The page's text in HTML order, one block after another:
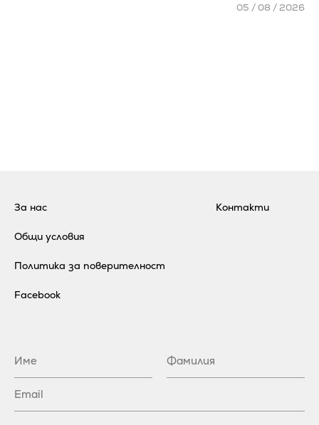
05 / 08 / 2026
За нас
Общи условия
Политика за поверителност
Контакти
Facebook